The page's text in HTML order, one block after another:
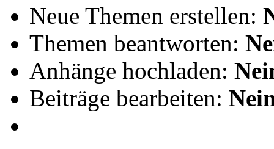
Neue Themen erstellen:
Themen beantworten:
Anhänge hochladen:
Beiträge bearbeiten: